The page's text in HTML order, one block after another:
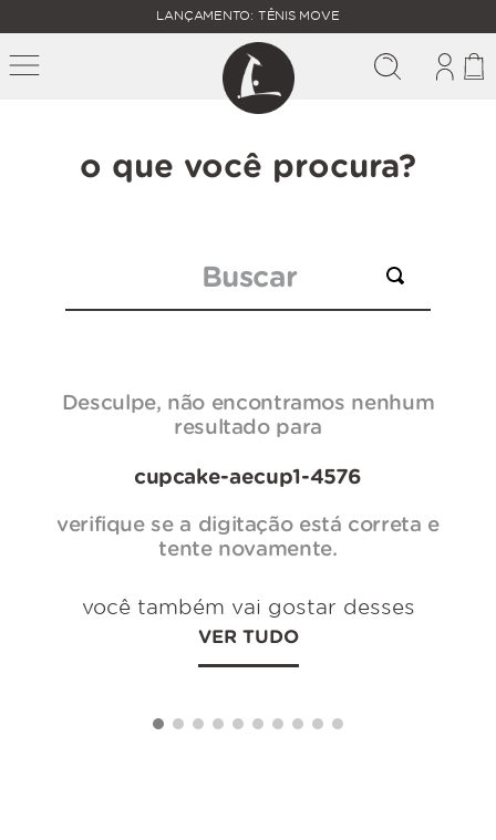
FALTAM
MAIS
R$
400,00
PARA O
FRETE
GRÁTIS
LANÇAMENTO: TÊNIS MOVE
o que você procura?
Desculpe, não encontramos nenhum
resultado para
cupcake-aecup1-4576
verifique se a digitação está correta e
tente novamente.
você também vai gostar desses
VER TUDO